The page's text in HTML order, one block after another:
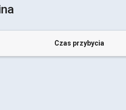
Czas przybycia